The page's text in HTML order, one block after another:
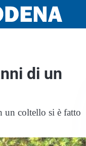
di un
un coltello si è fatto